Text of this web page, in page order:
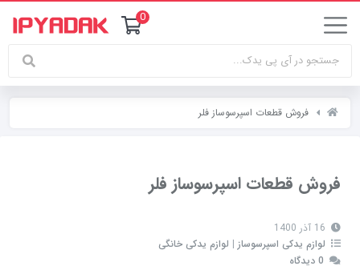
0
فروش قطعات اسپرسوساز فلر
فروش قطعات اسپرسوساز فلر
لوازم یدکی اسپرسوساز | لوازم یدکی خانگی